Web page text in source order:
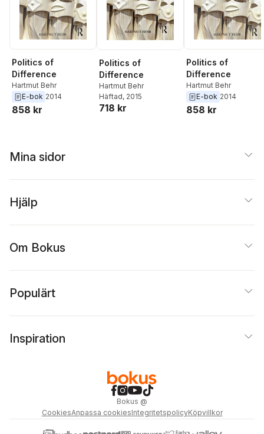
Politics of
Difference
Hartmut Behr
E-bok 2014
858 kr
Politics of
Difference
Hartmut Behr
Häftad, 2015
718 kr
Politics of
Difference
Hartmut Behr
E-bok 2014
858 kr
Mina sidor
Hjälp
Om Bokus
Populärt
Inspiration
Bokus @
CookiesAnpassa cookiesIntegritetspolicyKöpvillkor